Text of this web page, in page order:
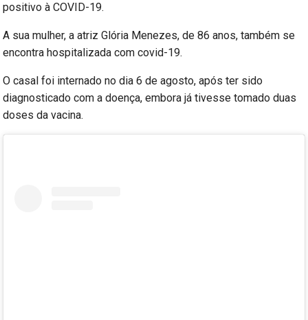
positivo à COVID-19.
A sua mulher, a atriz Glória Menezes, de 86 anos, também se
encontra hospitalizada com covid-19.
O casal foi internado no dia 6 de agosto, após ter sido
diagnosticado com a doença, embora já tivesse tomado duas
doses da vacina.